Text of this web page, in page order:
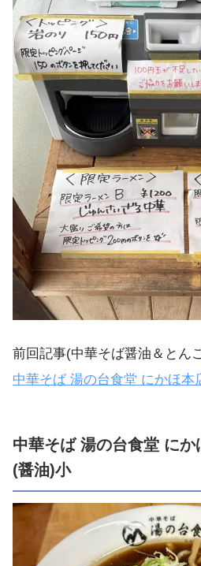
前回記事(中華そば醤油＆とん
中華そば 湯の台食堂 にかほ本
中華そば 湯の台食堂 に
(醤油)小